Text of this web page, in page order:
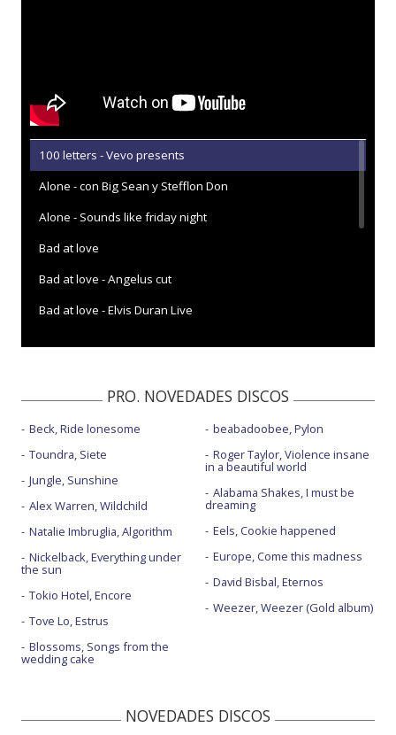
100 letters - Vevo presents
Alone - con Big Sean y Stefflon Don
Alone - Sounds like friday night
Bad at love
Bad at love - Angelus cut
Bad at love - Elvis Duran Live
Eyes closed - Vevo presents
Eyes closed (Stripped)
Heaven in hiding - Vevo presents
Now or never
Now or never - Elvis Duran show
Now or never - Tonight Show with Jimmy Fallon
Now or never - Vevo presents
Sorry
Strangers - Vevo presents
PRO. NOVEDADES DISCOS
Beck, Ride lonesome
Toundra, Siete
Jungle, Sunshine
Alex Warren, Wildchild
Natalie Imbruglia, Algorithm
Nickelback, Everything under
the sun
Tokio Hotel, Encore
Tove Lo, Estrus
Blossoms, Songs from the
wedding cake
beabadoobee, Pylon
Roger Taylor, Violence insane
in a beautiful world
Alabama Shakes, I must be
dreaming
Eels, Cookie happened
Europe, Come this madness
David Bisbal, Eternos
Weezer, Weezer (Gold album)
NOVEDADES DISCOS